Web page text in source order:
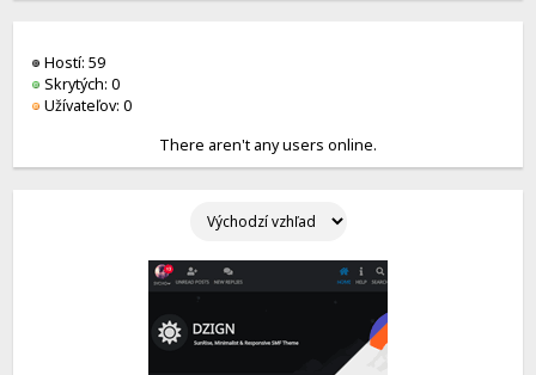
Hostí: 59
Skrytých: 0
Užívateľov: 0
There aren't any users online.